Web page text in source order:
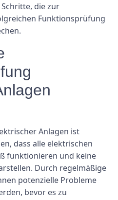
die zur
Funktionsprüfung
Anlagen ist
dass alle elektrischen
funktionieren und keine
Durch regelmäßige
potenzielle Probleme
bevor es zu